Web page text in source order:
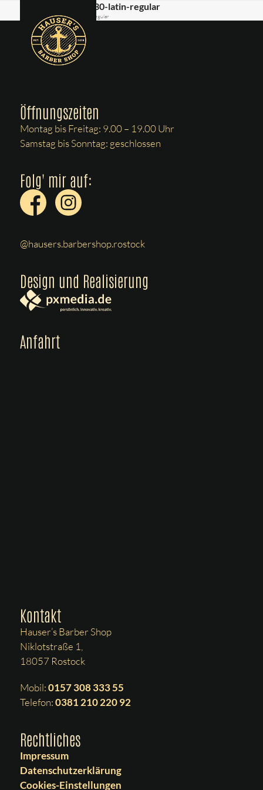
to
contentmobile
menu
mobile
menu
playfair-display-v30-latin-regular
playfair-display-v30-latin-regular
Öffnungszeiten
Montag bis Freitag: 9.00 – 19.00 Uhr
Samstag bis Sonntag: geschlossen
Folg' mir auf:
@hausers.barbershop.rostock
Design und Realisierung
Anfahrt
Kontakt
Hauser’s Barber Shop
Niklotstraße 1,
18057 Rostock
Mobil:0157 308 333 55
Telefon:0381 210 220 92
Rechtliches
Impressum
Datenschutzerklärung
Cookies-Einstellungen